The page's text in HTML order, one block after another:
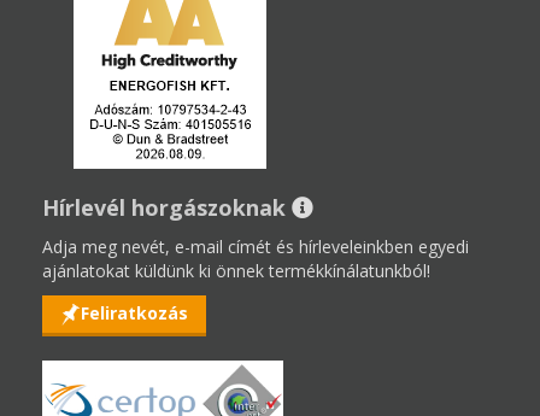
Hírlevél horgászoknak
Adja meg nevét, e-mail címét és hírleveleinkben egyedi
ajánlatokat küldünk ki önnek termékkínálatunkból!
Feliratkozás